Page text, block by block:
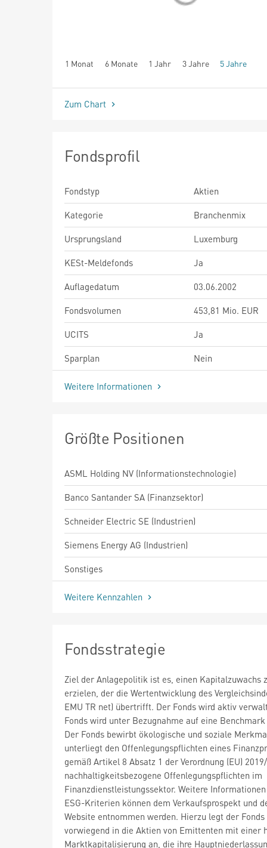
1 Monat 6 Monate 1 Jahr 3 Jahre 5 Jahre
seit Beginn
Zum Chart
Fondsprofil
Fondstyp
Aktien
Kategorie
Branchenmix
Ursprungsland
Luxemburg
KESt-Meldefonds
Ja
Auflagedatum
03.06.2002
Fondsvolumen
453,81 Mio. EUR
UCITS
Ja
Sparplan
Nein
Weitere Informationen
Größte Positionen
ASML Holding NV (Informationstechnologie)
Banco Santander SA (Finanzsektor)
Schneider Electric SE (Industrien)
Siemens Energy AG (Industrien)
Sonstiges
Weitere Kennzahlen
Fondsstrategie
Ziel der Anlagepolitik ist es, einen Kapitalzuwachs
erzielen, der die Wertentwicklung des
EMU TR net) übertrifft. Der Fonds wird aktiv
Fonds wird unter Bezugnahme auf eine
Der Fonds bewirbt ökologische und soziale
unterliegt den Offenlegungspflichten eines
gemäß Artikel 8 Absatz 1 der Verordnung (EU)
nachhaltigkeitsbezogene Offenlegungspflichten im
Finanzdienstleistungssektor. Weitere
ESG-Kriterien können dem Verkaufsprospekt und
Website entnommen werden. Hierzu legt der Fonds
vorwiegend in die Aktien von Emittenten mit einer
Marktkapitalisierung an, die ihre